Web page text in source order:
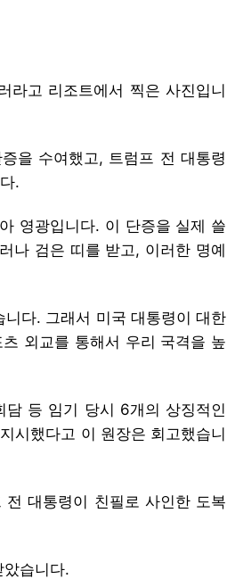
라고 리조트에서 찍은 사진입니
을 수여했고, 트럼프 전 대통령
.
영광입니다. 이 단증을 실제 쓸
나 검은 띠를 받고, 이러한 명예
다. 그래서 미국 대통령이 대한
외교를 통해서 우리 국격을 높
담 등 임기 당시 6개의 상징적인
시했다고 이 원장은 회고했습니
대통령이 친필로 사인한 도복
습니다.